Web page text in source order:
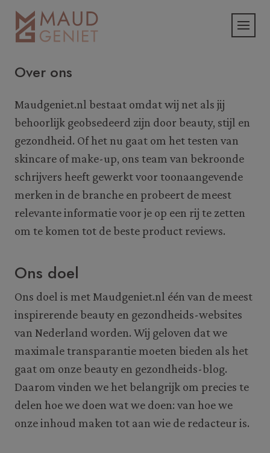
Over ons
Maudgeniet.nl bestaat omdat wij net als jij
behoorlijk geobsedeerd zijn door beauty, stijl en
gezondheid. Of het nu gaat om het testen van
skincare of make-up, ons team van bekroonde
schrijvers heeft gewerkt voor toonaangevende
merken in de branche en probeert de meest
relevante informatie voor je op een rij te zetten
om te komen tot de beste product reviews.
Ons doel
Ons doel is met Maudgeniet.nl één van de meest
inspirerende beauty en gezondheids-websites
van Nederland worden. Wij geloven dat we
maximale transparantie moeten bieden als het
gaat om onze beauty en gezondheids-blog.
Daarom vinden we het belangrijk om precies te
delen hoe we doen wat we doen: van hoe we
onze inhoud maken tot aan wie de redacteur is.